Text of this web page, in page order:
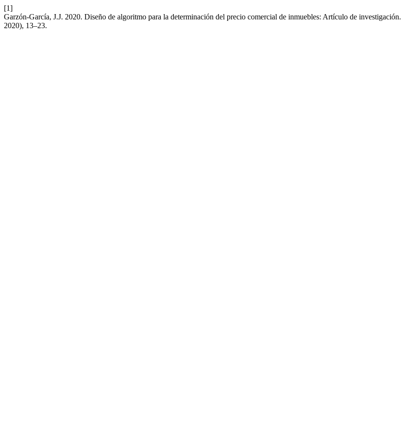
[1]
Garzón-García, J.J. 2020. Diseño de algoritmo para la determinación del precio comercial de inmuebles: Artículo de investigación.
2020), 13–23.